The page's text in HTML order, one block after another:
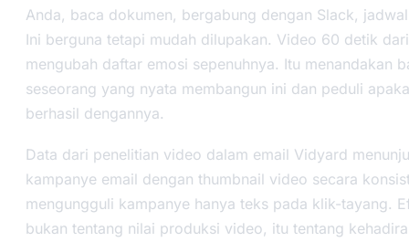
Anda, baca dokumen, bergabung dengan Slack,
Ini berguna tetapi mudah dilupakan. Video 60 detik
mengubah daftar emosi sepenuhnya. Itu menandakan
seseorang yang nyata membangun ini dan peduli
berhasil dengannya.
Data dari penelitian video dalam email Vidyard
kampanye email dengan thumbnail video secara
mengungguli kampanye hanya teks pada klik-tayang.
bukan tentang nilai produksi video, itu tentang